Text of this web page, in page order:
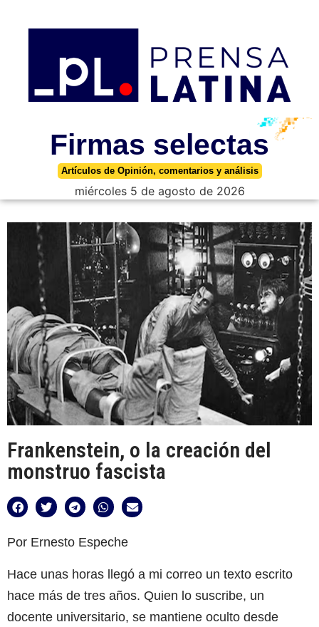
Firmas selectas
Artículos de Opinión, comentarios y análisis
miércoles 5 de agosto de 2026
Frankenstein, o la creación del
monstruo fascista
Por Ernesto Espeche
Hace unas horas llegó a mi correo un texto escrito
hace más de tres años. Quien lo suscribe, un
docente universitario, se mantiene oculto desde